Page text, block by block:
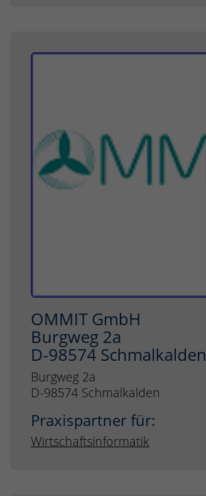
OMMIT GmbH
Burgweg 2a
D-98574 Schmalkalden
Burgweg 2a
D-98574 Schmalkalden
Praxispartner für:
Wirtschaftsinformatik